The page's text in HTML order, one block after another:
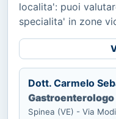
localita': puoi
specialita' in zone
Dott. Carmelo
Gastroenterologo
Spinea (VE) - Via